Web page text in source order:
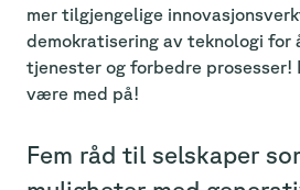
mer tilgjengelige
demokratisering av teknologi for
tjenester og forbedre prosesser!
være med på!
Fem råd til selskaper